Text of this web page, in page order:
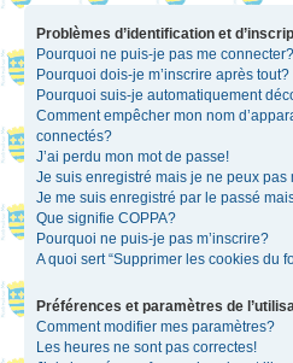
Problèmes d’identification et
Pourquoi ne puis-je pas me connecter?
Pourquoi dois-je m’inscrire après tout?
Pourquoi suis-je automatiquement
Comment empêcher mon nom
connectés?
J’ai perdu mon mot de passe!
Je suis enregistré mais je ne peux pas
Je me suis enregistré par le passé
Que signifie COPPA?
Pourquoi ne puis-je pas m’inscrire?
A quoi sert “Supprimer les cookies du
Préférences et paramètres de
Comment modifier mes paramètres?
Les heures ne sont pas correctes!